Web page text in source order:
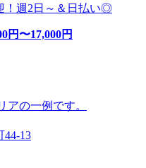
！週2日～＆日払い◎
円〜17,000円
の一例です。
44-13